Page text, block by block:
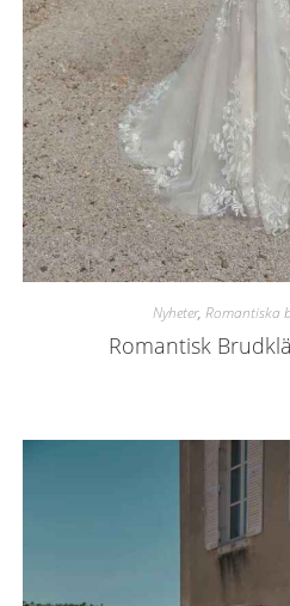
Nyheter, Romantiska
Romantisk